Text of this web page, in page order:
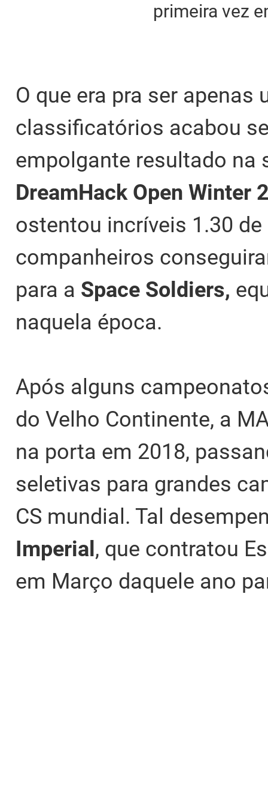
primeira vez
O que era pra ser
classificatórios acabou
empolgante resultado na
DreamHack Open Winter
ostentou incríveis 1.30
companheiros
para a Space Soldiers,
naquela época.
Após alguns
do Velho Continente, a
na porta em 2018,
seletivas para grandes
CS mundial. Tal
Imperial , que contratou
em Março daquele ano